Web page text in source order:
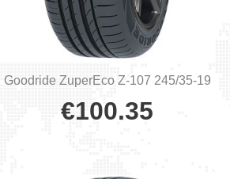
Goodride ZuperEco Z-107 245/35-19
€100.35